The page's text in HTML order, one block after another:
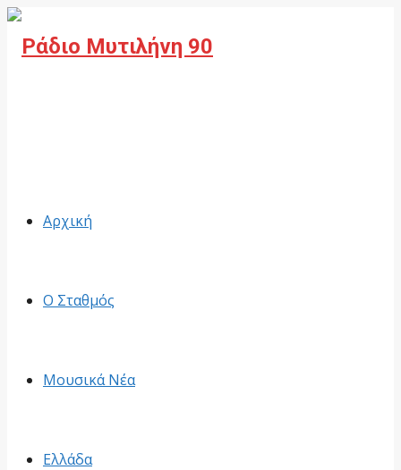
Αρχική
Ο Σταθμός
Μουσικά Νέα
Ελλάδα